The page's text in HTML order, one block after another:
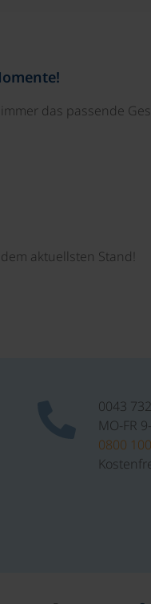
das passende
aktuellsten Stand!
0043
MO-FR
0800